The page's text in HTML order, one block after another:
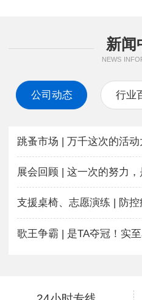
新闻
NEWS
公司动态 行业
跳蚤市场 | 万千这次的活动
歌王争霸 | 是TA夺冠！实